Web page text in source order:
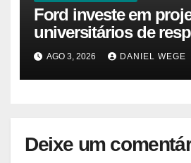
Ford investe em
universitários de
desastres e
AGO 3, 2026 DANIEL WEGE
Deixe um